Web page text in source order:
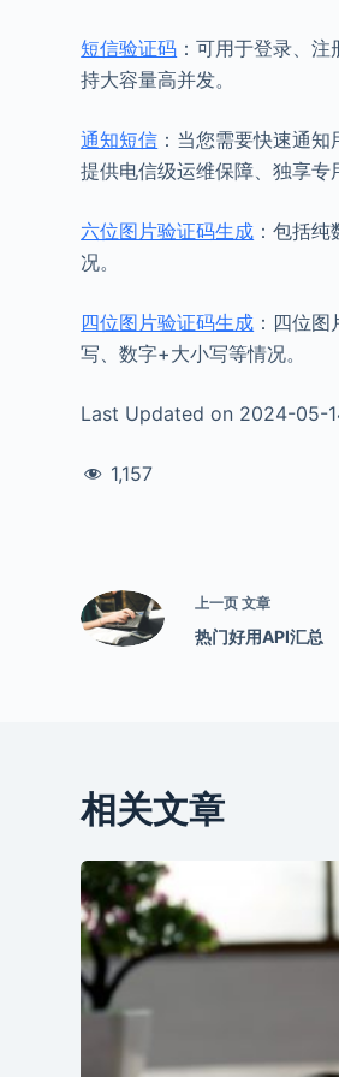
短信验证码 ：可用于登录、
持大容量高并发。
通知短信 ：当您需要快速通
提供电信级运维保障、独享专
六位图片验证码生成 ：包括
况。
四位图片验证码生成 ：四位
写、数字+大小写等情况。
Last Updated on 2024-05-
1,157
上一页文章
热门好用API汇总
相关文章